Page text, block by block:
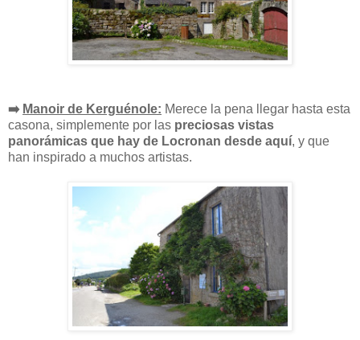
➡️ Manoir de Kerguénole: Merece la pena llegar hasta esta
casona, simplemente por las preciosas vistas
panorámicas que hay de Locronan desde aquí, y que
han inspirado a muchos artistas.